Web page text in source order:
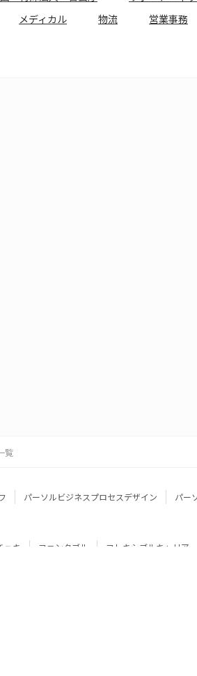
メディカル 物流 営業事務
覧
パーソルビジネスプロセスデザイン パー
ェキ ファンタブル フレキシブルキャリア